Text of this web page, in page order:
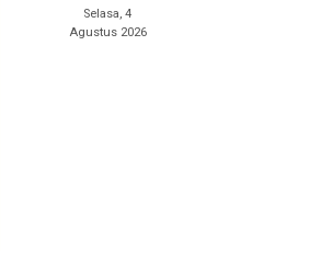
Selasa, 4
Agustus 2026